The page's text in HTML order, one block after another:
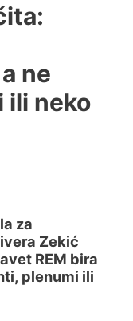
ne
ili neko
za
Zekić
REM bira
plenumi ili